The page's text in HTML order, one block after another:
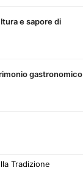
e sapore di
gastronomico
Tradizione